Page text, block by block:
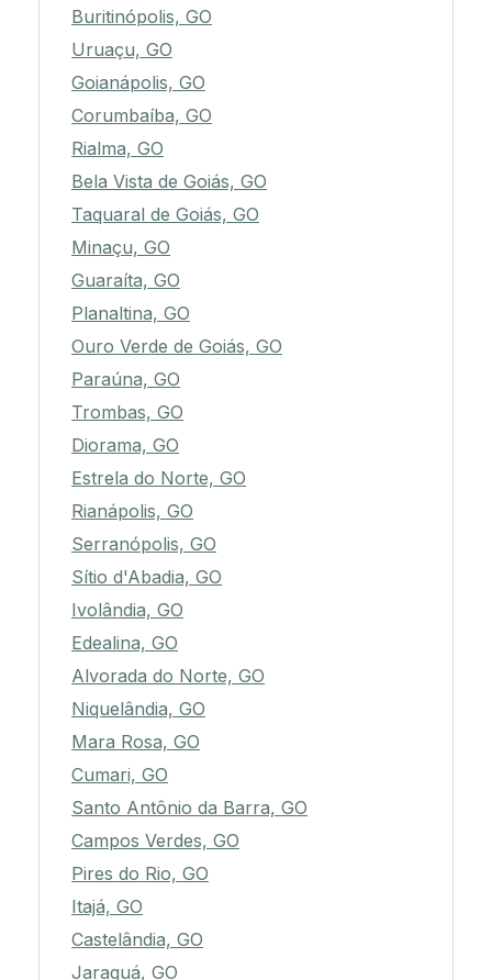
Buritinópolis, GO
Uruaçu, GO
Goianápolis, GO
Corumbaíba, GO
Rialma, GO
Bela Vista de Goiás, GO
Taquaral de Goiás, GO
Minaçu, GO
Guaraíta, GO
Planaltina, GO
Ouro Verde de Goiás, GO
Paraúna, GO
Trombas, GO
Diorama, GO
Estrela do Norte, GO
Rianápolis, GO
Serranópolis, GO
Sítio d'Abadia, GO
Ivolândia, GO
Edealina, GO
Alvorada do Norte, GO
Niquelândia, GO
Mara Rosa, GO
Cumari, GO
Santo Antônio da Barra, GO
Campos Verdes, GO
Pires do Rio, GO
Itajá, GO
Castelândia, GO
Jaraguá, GO